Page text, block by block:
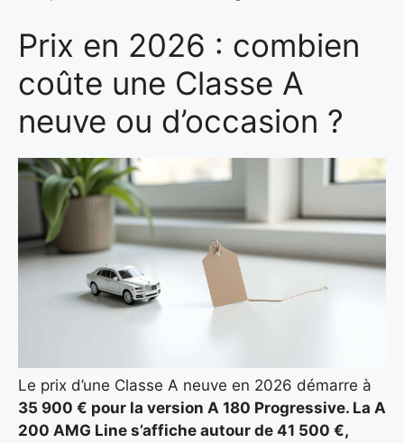
Prix en 2026 : combien
coûte une Classe A
neuve ou d’occasion ?
Le prix d’une Classe A neuve en 2026 démarre à
35 900 € pour la version A 180 Progressive. La A
200 AMG Line s’affiche autour de 41 500 €,